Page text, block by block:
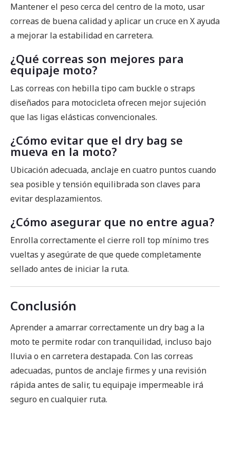
Mantener el peso cerca del centro de la moto, usar
correas de buena calidad y aplicar un cruce en X ayuda
a mejorar la estabilidad en carretera.
¿Qué correas son mejores para
equipaje moto?
Las correas con hebilla tipo cam buckle o straps
diseñados para motocicleta ofrecen mejor sujeción
que las ligas elásticas convencionales.
¿Cómo evitar que el dry bag se
mueva en la moto?
Ubicación adecuada, anclaje en cuatro puntos cuando
sea posible y tensión equilibrada son claves para
evitar desplazamientos.
¿Cómo asegurar que no entre agua?
Enrolla correctamente el cierre roll top mínimo tres
vueltas y asegúrate de que quede completamente
sellado antes de iniciar la ruta.
Conclusión
Aprender a amarrar correctamente un dry bag a la
moto te permite rodar con tranquilidad, incluso bajo
lluvia o en carretera destapada. Con las correas
adecuadas, puntos de anclaje firmes y una revisión
rápida antes de salir, tu equipaje impermeable irá
seguro en cualquier ruta.